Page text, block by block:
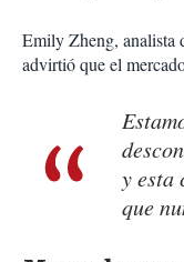
Emily Zheng, analista
advirtió que el
y esta
que